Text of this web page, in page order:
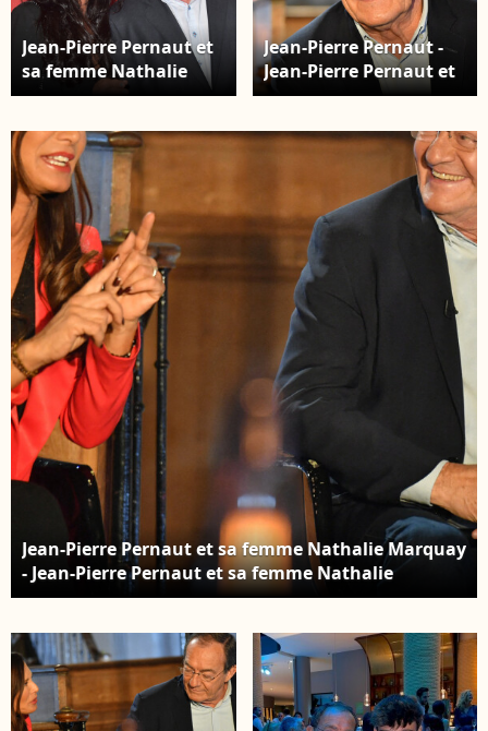
Jean-Pierre Pernaut et
sa femme Nathalie
Marquay - Soirée de
musicale "West Side
Story" à la Seine
Musicale à Boulogne-
Billancourt. ©
Giancarlo
Gorassini/Bestimage
Jean-Pierre Pernaut -
Jean-Pierre Pernaut et
sa femme Nathalie
l'enregistrement de
l'émission "Animaux
Stars" le 23 novembre
2021, qui sera diffusée
le 5 février 2022 sur la
chaine Animaux. ©
Veeren/Bestimage
Jean-Pierre Pernaut et sa femme Nathalie Marquay
- Jean-Pierre Pernaut et sa femme Nathalie
Marquay lors de l'enregistrement de l'émission
diffusée le 5 février 2022 sur la chaine Animaux.
L'ancien présentateur du journal de 13h vient de
révéler d'être atteint d'un cancer du poumon ©
Veeren/Bestimage